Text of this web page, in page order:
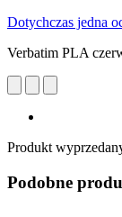
Dotychczas jedna
Verbatim PLA
Produkt
Podobne